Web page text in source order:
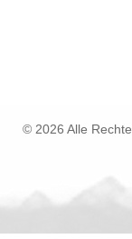
© 2026 Alle